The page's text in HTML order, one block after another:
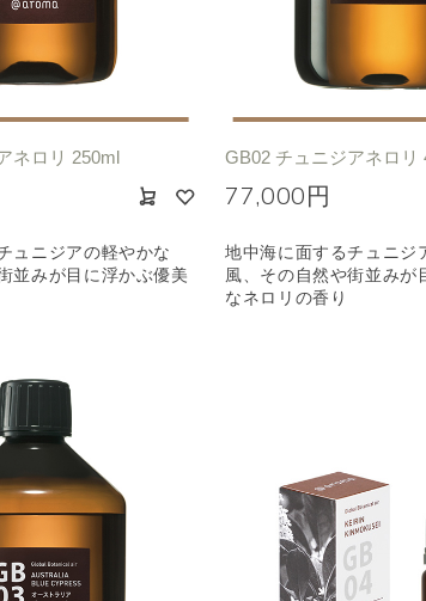
ネロリ 250ml
ュニジアの軽やかな
並みが目に浮かぶ優美
GB02 チュニジアネロリ
77,000円
地中海に面するチュニジ
風、その自然や街並みが
なネロリの香り